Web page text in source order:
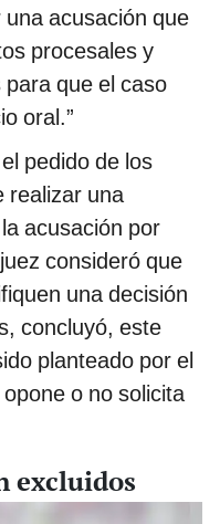
acusación que
procesales y
que el caso
oral.”
pedido de los
realizar una
acusación por
consideró que
una decisión
concluyó, este
planteado por el
o no solicita
excluidos